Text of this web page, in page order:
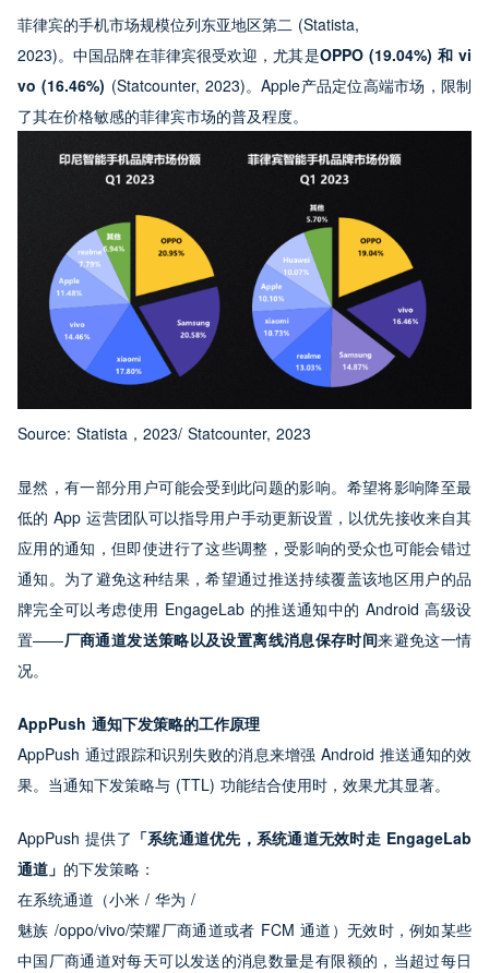
菲律宾的手机市场规模位列东亚地区第二 (Statista,
2023)。中国品牌在菲律宾很受欢迎，尤其是OPPO (19.04%) 和 vi
vo (16.46%) (Statcounter, 2023)。Apple产品定位高端市场，限制
了其在价格敏感的菲律宾市场的普及程度。
Source: Statista，2023/ Statcounter, 2023
显然，有一部分用户可能会受到此问题的影响。希望将影响降至最
低的 App 运营团队可以指导用户手动更新设置，以优先接收来自其
应用的通知，但即使进行了这些调整，受影响的受众也可能会错过
通知。为了避免这种结果，希望通过推送持续覆盖该地区用户的品
牌完全可以考虑使用 EngageLab 的推送通知中的 Android 高级设
置——厂商通道发送策略以及设置离线消息保存时间来避免这一情
况。
AppPush 通知下发策略的工作原理
AppPush 通过跟踪和识别失败的消息来增强 Android 推送通知的效
果。当通知下发策略与 (TTL) 功能结合使用时，效果尤其显著。
AppPush 提供了 「系统通道优先，系统通道无效时走 EngageLab
通道」 的下发策略：
在系统通道（小米 / 华为 /
魅族 /oppo/vivo/荣耀厂商通道或者 FCM 通道）无效时，例如某些
中国厂商通道对每天可以发送的消息数量是有限额的，当超过每日